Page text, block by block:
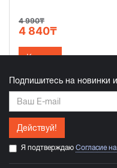
4 990₸
4 840₸
Купить
Подпишитесь на новинки
Действуй!
Я подтверждаю Согласие